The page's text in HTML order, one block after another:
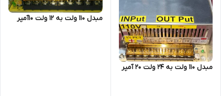
مبدل 110 ولت به 24 ولت 20 آمپر
مبدل ۱۱۰ ولت به ۱۲ ولت ۱۰آمپر